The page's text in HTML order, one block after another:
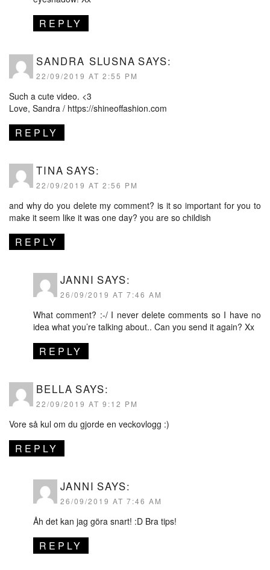
REPLY
SANDRA SLUSNA SAYS:
22/09/2019 AT 2:55 PM
Such a cute video. <3
Love, Sandra / https://shineoffashion.com
REPLY
TINA SAYS:
22/09/2019 AT 2:56 PM
and why do you delete my comment? is it so important for you to
make it seem like it was one day? you are so childish
REPLY
JANNI SAYS:
26/09/2019 AT 7:46 AM
What comment? :-/ I never delete comments so I have no
idea what you’re talking about.. Can you send it again? Xx
REPLY
BELLA SAYS:
22/09/2019 AT 9:12 PM
Vore så kul om du gjorde en veckovlogg :)
REPLY
JANNI SAYS:
26/09/2019 AT 7:46 AM
Åh det kan jag göra snart! :D Bra tips!
REPLY